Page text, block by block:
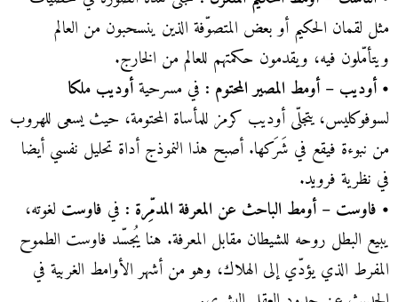
مثل لقمان الحكيم أو بعض المتصوّفة الذين ينسحبون من العالم
ويتأمّلون فيه، ويقدمون حكمتهم للعالم من الخارج.
• أوديب – أومط المصير المحتوم : في مسرحيةأوديب ملكا
لسوفوكليس، يتجلّى أوديب كرمز للمأساة المحتومة، حيث يسعى للهروب
من نبوءة فيقع في شَرَكها. أصبح هذا النموذج أداة تحليل نفسي أيضا
في نظرية فرويد.
• فاوست – أومط الباحث عن المعرفة المدمِّرة : في فاوستلغوته،
يبيع البطل روحه للشيطان مقابل المعرفة. هنا يُجسّد فاوست الطموح
المفرط الذي يؤدّي إلى الهلاك، وهو من أشهر الأوامط الغربية في